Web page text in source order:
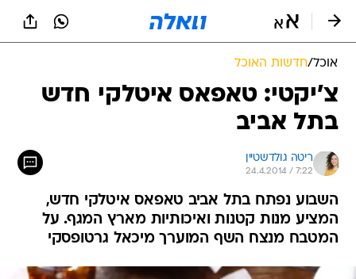
אוכל/חדשות האוכל
צ'יקטי: טאפאס איטלקי חדש
בתל אביב
ריטה גולדשטיין
24.4.2014 / 7:22
השבוע נפתח בתל אביב טאפאס איטלקי חדש,
המציע מנות קטנות ואיכותיות מארץ המגף. על
המטבח מנצח השף המוערך מיכאל גרטופסקי